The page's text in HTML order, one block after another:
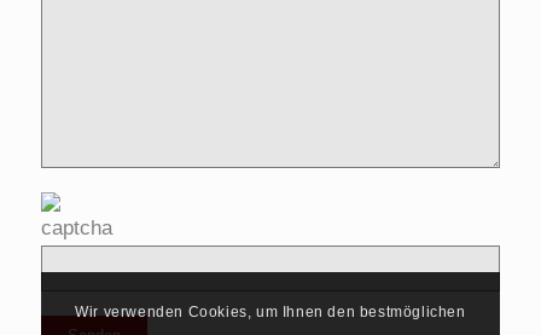
Wir verwenden Cookies, um Ihnen den bestmöglichen